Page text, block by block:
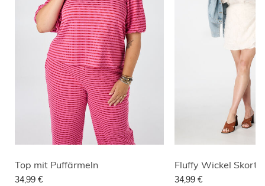
Top mit Puffärmeln
34,99 €
Fluffy Wickel Skort
34,99 €